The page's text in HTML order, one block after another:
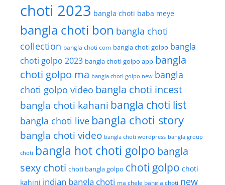
choti 2023 bangla choti baba meye
bangla choti bon bangla choti
collection bangla choti com bangla choti golpo bangla
choti golpo 2023 bangla choti golpo app bangla
choti golpo ma bangla choti golpo new bangla
choti golpo video bangla choti incest
bangla choti kahani bangla choti list
bangla choti live bangla choti story
bangla choti video bangla choti wordpress bangla group
choti bangla hot choti golpo bangla
sexy choti choti bangla golpo choti golpo choti
kahini indian bangla choti ma chele bangla choti new